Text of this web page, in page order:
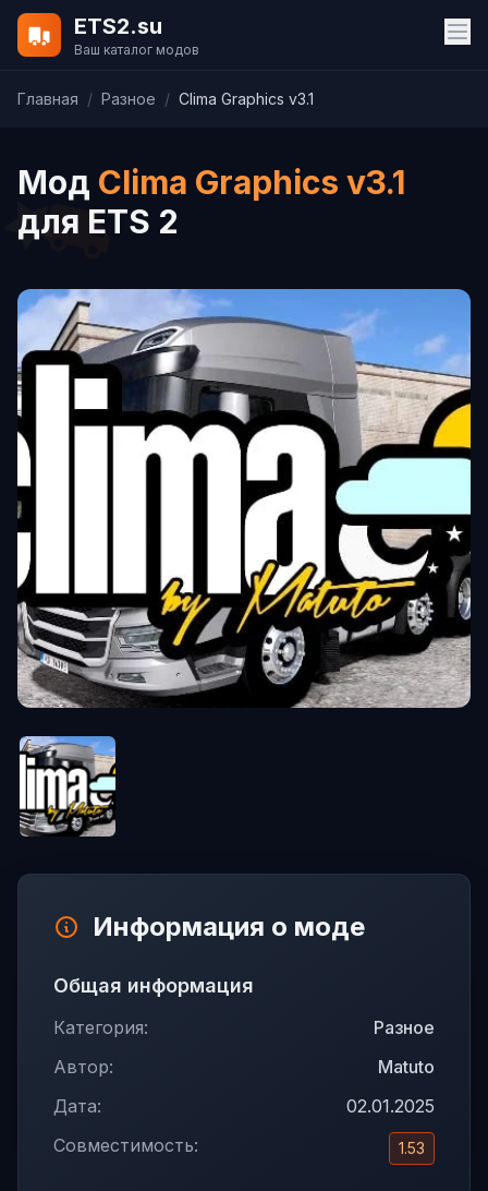
ETS2.su
Ваш каталог модов
Главная / Разное / Clima Graphics v3.1
Мод Clima Graphics v3.1
для ETS 2
Информация о моде
Общая информация
Категория:
Разное
Автор:
Matuto
Дата:
02.01.2025
Совместимость:
1.53